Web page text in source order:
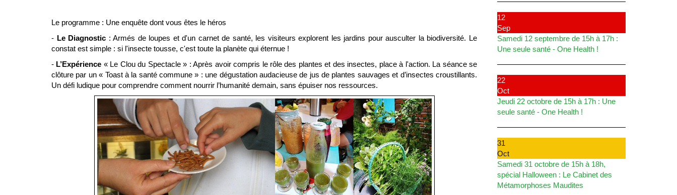
Le programme : Une enquête dont vous êtes le héros
- Le Diagnostic : Armés de loupes et d'un carnet de santé, les visiteurs explorent les jardins pour ausculter la biodiversité. Le
constat est simple : si l'insecte tousse, c'est toute la planète qui éternue !
- L’Expérience « Le Clou du Spectacle » : Après avoir compris le rôle des plantes et des insectes, place à l'action. La séance se
clôture par un « Toast à la santé commune » : une dégustation audacieuse de jus de plantes sauvages et d’insectes croustillants.
Un défi ludique pour comprendre comment nourrir l’humanité demain, sans épuiser nos ressources.
12
Sep
Samedi 12 septembre de 15h à 17h :
Une seule santé - One Health !
22
Oct
Jeudi 22 octobre de 15h à 17h : Une
seule santé - One Health !
31
Oct
Samedi 31 octobre de 15h à 18h,
spécial Halloween : Le Cabinet des
Métamorphoses Maudites